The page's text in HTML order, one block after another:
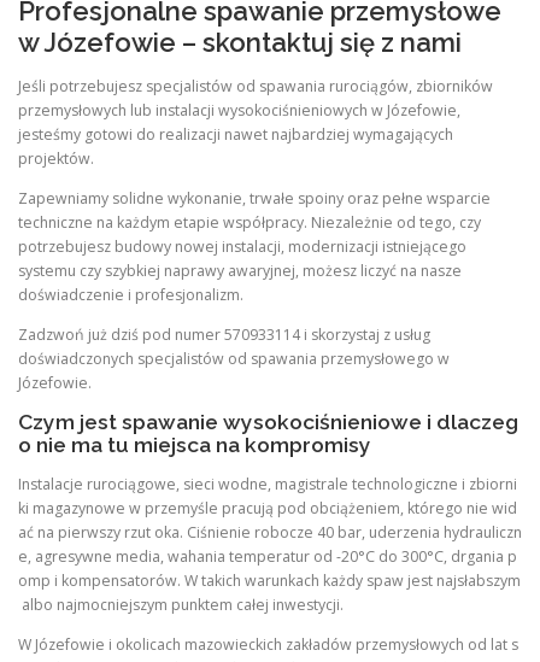
Profesjonalne spawanie przemysłowe
w Józefowie – skontaktuj się z nami
Jeśli potrzebujesz specjalistów od spawania rurociągów, zbiorników
przemysłowych lub instalacji wysokociśnieniowych w Józefowie,
jesteśmy gotowi do realizacji nawet najbardziej wymagających
projektów.
Zapewniamy solidne wykonanie, trwałe spoiny oraz pełne wsparcie
techniczne na każdym etapie współpracy. Niezależnie od tego, czy
potrzebujesz budowy nowej instalacji, modernizacji istniejącego
systemu czy szybkiej naprawy awaryjnej, możesz liczyć na nasze
doświadczenie i profesjonalizm.
Zadzwoń już dziś pod numer 570933114 i skorzystaj z usług
doświadczonych specjalistów od spawania przemysłowego w
Józefowie.
Czym jest spawanie wysokociśnieniowe i dlaczeg
o nie ma tu miejsca na kompromisy
Instalacje rurociągowe, sieci wodne, magistrale technologiczne i zbiorni
ki magazynowe w przemyśle pracują pod obciążeniem, którego nie wid
ać na pierwszy rzut oka. Ciśnienie robocze 40 bar, uderzenia hydrauliczn
e, agresywne media, wahania temperatur od -20°C do 300°C, drgania p
omp i kompensatorów. W takich warunkach każdy spaw jest najsłabszym
albo najmocniejszym punktem całej inwestycji.
W Józefowie i okolicach mazowieckich zakładów przemysłowych od lat s